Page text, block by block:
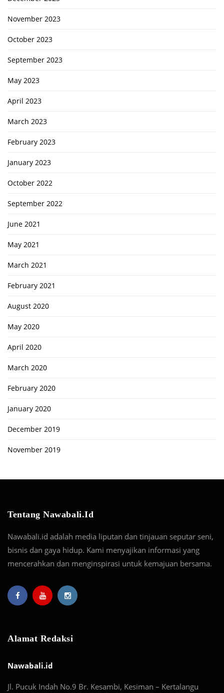
November 2023
October 2023
September 2023
May 2023
April 2023
March 2023
February 2023
January 2023
October 2022
September 2022
June 2021
May 2021
March 2021
February 2021
August 2020
May 2020
April 2020
March 2020
February 2020
January 2020
December 2019
November 2019
Tentang Nawabali.id
Nawabali.id adalah media liputan dan tinjauan seputar seni,
bisnis dan gaya hidup. Kami menyajikan informasi yang
mencerahkan dan menginspirasi untuk kemajuan bersama.
Alamat Redaksi
Nawabali.id
Jl. Pucuk Indah No.9 Br. Kesambi, Kesiman – Kertalangu